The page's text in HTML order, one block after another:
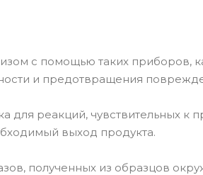
с помощью таких приборов,
и предотвращения
для реакций, чувствительных к
выход продукта.
полученных из образцов